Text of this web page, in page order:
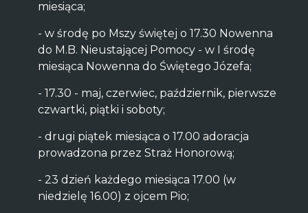
miesiąca;
- w środę po Mszy świętej o 17.30 Nowenna
do M.B. Nieustającej Pomocy - w I środę
miesiąca Nowenna do Świętego Józefa;
- 17.30 - maj, czerwiec, październik, pierwsze
czwartki, piątki i soboty;
- drugi piątek miesiąca o 17.00 adoracja
prowadzona przez Straż Honorową;
- 23 dzień każdego miesiąca 17.00 (w
niedzielę 16.00) z ojcem Pio;